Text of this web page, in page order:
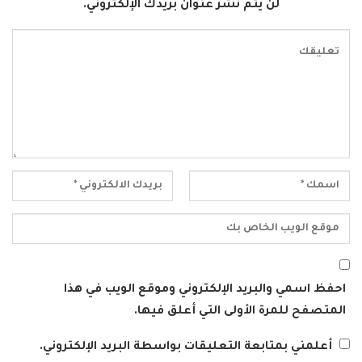
لن يتم نشر عنوان بريدك الإلكتروني.
احفظ اسمي والبريد الإلكتروني وموقع الويب في هذا
المتصفح للمرة الأولى التي أعلق فيها.
أعلمني بمتابعة التعليقات بواسطة البريد الإلكتروني.